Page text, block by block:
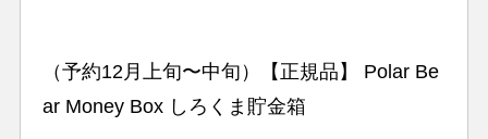
（予約12月上旬〜中旬）【正規品】 Polar Be
ar Money Box しろくま貯金箱